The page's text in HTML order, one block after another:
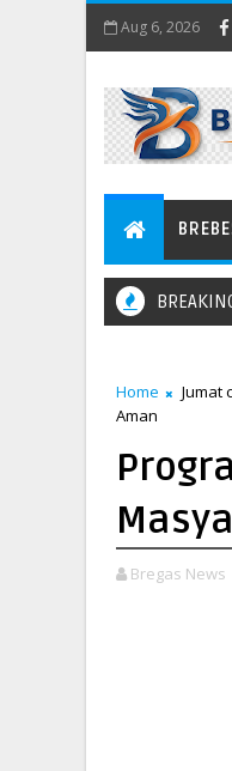
Aug 6, 2026
Home Jumat
Aman
Bregas News